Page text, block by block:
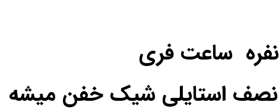
ساعت فری
استایلی شیک خفن میشه